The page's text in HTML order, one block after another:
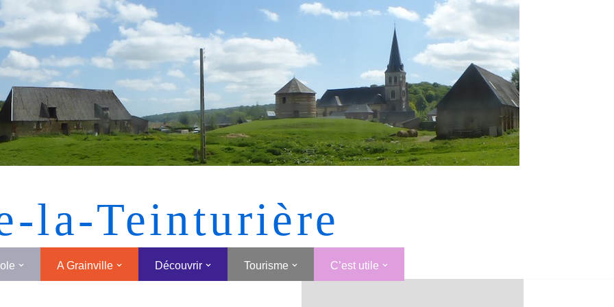
[MONTRER SOUS FORME DE VIGNETTES]
la-Teinturière
A Grainville Découvrir Tourisme C’est utile